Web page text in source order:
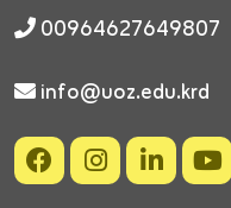
00964627649807
info@uoz.edu.krd